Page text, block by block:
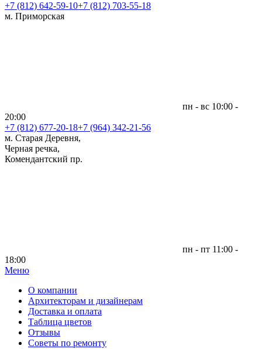
+7 (812) 642-59-10+7 (812) 703-55-18
м. Приморская
пн - вс 10:00 -
20:00
+7 (812) 677-20-18+7 (964) 342-21-56
м. Старая Деревня,
Черная речка,
Комендантский пр.
пн - пт 11:00 -
18:00
Меню|
О компании
Архитекторам и дизайнерам
Доставка и оплата
Таблица цветов
Отзывы
Советы по ремонту